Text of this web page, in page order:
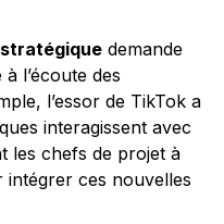
demande
l’écoute des
l’essor de TikTok a
interagissent avec
les chefs de projet à
ces nouvelles